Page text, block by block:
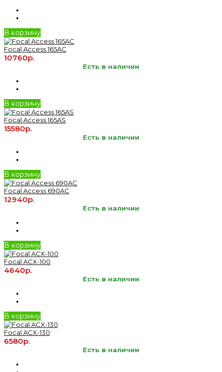
В корзину
Focal Access 165AC
10760р.
Есть в наличии
В корзину
Focal Access 165AS
15580р.
Есть в наличии
В корзину
Focal Access 690AC
12940р.
Есть в наличии
В корзину
Focal ACX-100
4640р.
Есть в наличии
В корзину
Focal ACX-130
6580р.
Есть в наличии